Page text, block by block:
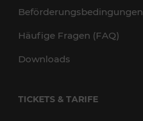
Beförderungsbedingungen
Häufige Fragen (FAQ)
Downloads
TICKETS & TARIFE